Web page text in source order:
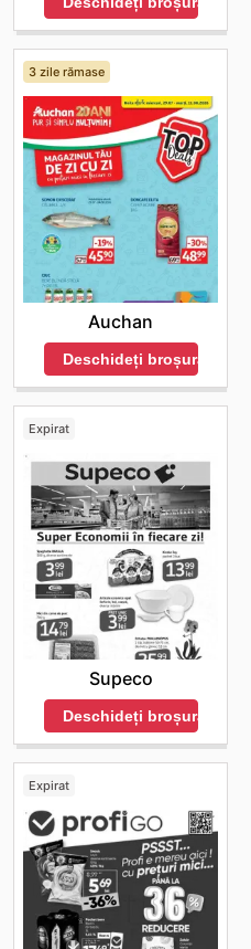
mai recente promoții
la curent cu noile
pentru o perioadă
la CBA - explorează
naviga și pe site-ul
3 zile rămase
Auchan
Deschideți broșura
Expirat
Supeco
Deschideți broșura
Expirat